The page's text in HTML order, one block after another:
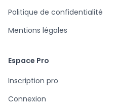
Politique de confidentialité
Mentions légales
Espace Pro
Inscription pro
Connexion